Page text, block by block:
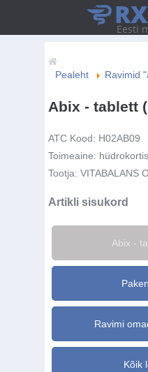
RX
Eesti
Pealeht Ravimid
Abix - tablett
ATC Kood: H02AB09
Toimeaine:
Tootja: VITABALANS
Artikli sisukord
Abix -
Ravimi
Kõik